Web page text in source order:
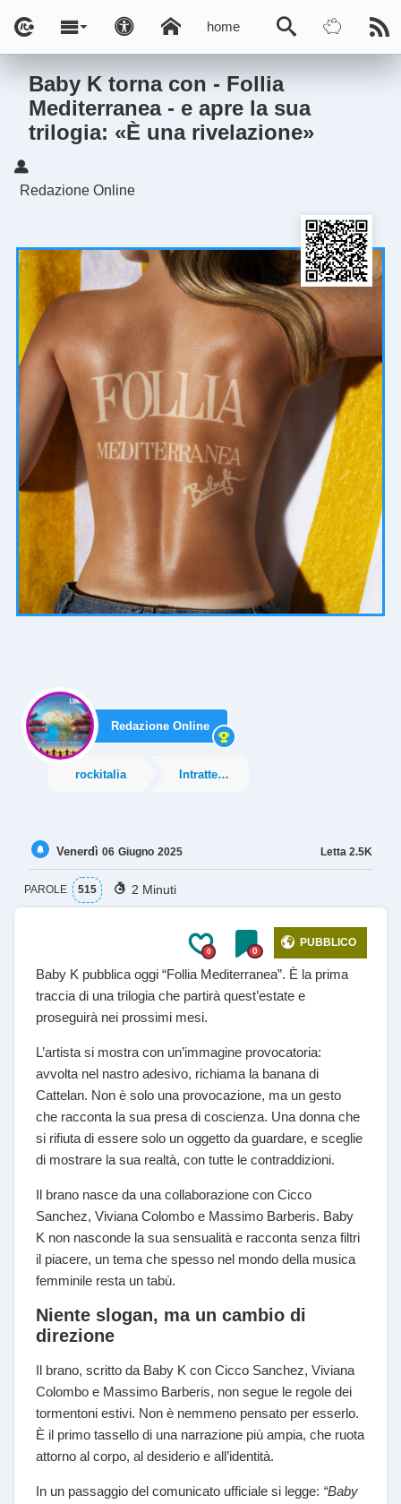
home
Baby K torna con - Follia
Mediterranea - e apre la sua
trilogia: «È una rivelazione»
Redazione Online
Redazione Online
rockitalia Intrattenimento
Letta 2.5K
Venerdì 06 Giugno 2025
PAROLE 515 2 Minuti
0 0
PUBBLICO
Baby K pubblica oggi “Follia Mediterranea”. È la prima
traccia di una trilogia che partirà quest’estate e
proseguirà nei prossimi mesi.
L’artista si mostra con un’immagine provocatoria:
avvolta nel nastro adesivo, richiama la banana di
Cattelan. Non è solo una provocazione, ma un gesto
che racconta la sua presa di coscienza. Una donna che
si rifiuta di essere solo un oggetto da guardare, e sceglie
di mostrare la sua realtà, con tutte le contraddizioni.
Il brano nasce da una collaborazione con Cicco
Sanchez, Viviana Colombo e Massimo Barberis. Baby
K non nasconde la sua sensualità e racconta senza filtri
il piacere, un tema che spesso nel mondo della musica
femminile resta un tabù.
Niente slogan, ma un cambio di
direzione
Il brano, scritto da Baby K con Cicco Sanchez, Viviana
Colombo e Massimo Barberis, non segue le regole dei
tormentoni estivi. Non è nemmeno pensato per esserlo.
È il primo tassello di una narrazione più ampia, che ruota
attorno al corpo, al desiderio e all’identità.
In un passaggio del comunicato ufficiale si legge: “Baby